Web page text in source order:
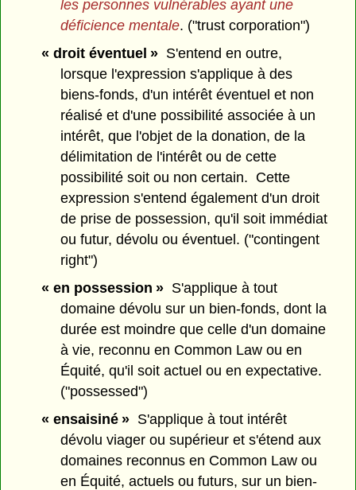
les personnes vulnérables ayant une
déficience mentale. ("trust corporation")
« droit éventuel »S'entend en outre,
lorsque l'expression s'applique à des
biens-fonds, d'un intérêt éventuel et non
réalisé et d'une possibilité associée à un
intérêt, que l'objet de la donation, de la
délimitation de l'intérêt ou de cette
possibilité soit ou non certain. Cette
expression s'entend également d'un droit
de prise de possession, qu'il soit immédiat
ou futur, dévolu ou éventuel. ("contingent
right")
« en possession »S'applique à tout
domaine dévolu sur un bien-fonds, dont la
durée est moindre que celle d'un domaine
à vie, reconnu en Common Law ou en
Équité, qu'il soit actuel ou en expectative.
("possessed")
« ensaisiné »S'applique à tout intérêt
dévolu viager ou supérieur et s'étend aux
domaines reconnus en Common Law ou
en Équité, actuels ou futurs, sur un bien-